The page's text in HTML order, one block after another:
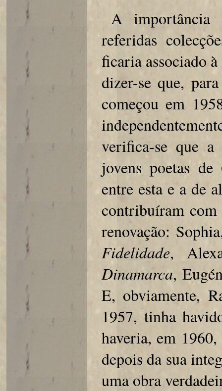
A
referidas
ficaria associado
dizer-se que,
começou em
verifica-se que
jovens poetas
entre esta e a de
contribuíram com
renovação:
Fidelidade,
Dinamarca,
E, obviamente,
1957, tinha
haveria, em 1960,
depois da sua
uma obra